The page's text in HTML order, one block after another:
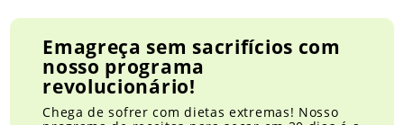
Emagreça sem sacrifícios com
nosso programa
revolucionário!
Chega de sofrer com dietas extremas! Nosso